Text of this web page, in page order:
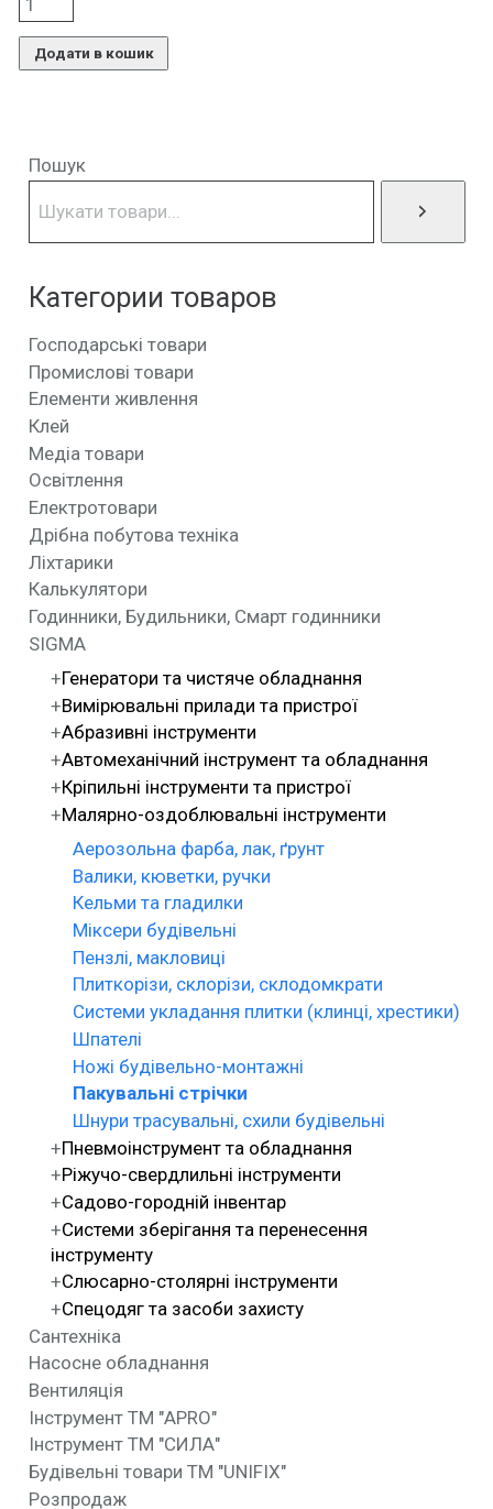
Додати в кошик
Пошук
Категории товаров
Господарські товари
Промислові товари
Елементи живлення
Клей
Медіа товари
Освітлення
Електротовари
Дрібна побутова техніка
Ліхтарики
Калькулятори
Годинники, Будильники, Смарт годинники
SIGMA
Генератори та чистяче обладнання
Вимірювальні прилади та пристрої
Абразивні інструменти
Автомеханічний інструмент та обладнання
Кріпильні інструменти та пристрої
Малярно-оздоблювальні інструменти
Аерозольна фарба, лак, ґрунт
Валики, кюветки, ручки
Кельми та гладилки
Міксери будівельні
Пензлі, макловиці
Плиткорізи, склорізи, склодомкрати
Системи укладання плитки (клинці, хрестики)
Шпателі
Ножі будівельно-монтажні
Пакувальні стрічки
Шнури трасувальні, схили будівельні
Пневмоінструмент та обладнання
Ріжучо-свердлильні інструменти
Садово-городній інвентар
Системи зберігання та перенесення
інструменту
Слюсарно-столярні інструменти
Спецодяг та засоби захисту
Сантехніка
Насосне обладнання
Вентиляція
Інструмент ТМ "APRO"
Інструмент ТМ "СИЛА"
Будівельні товари ТМ "UNIFIX"
Розпродаж